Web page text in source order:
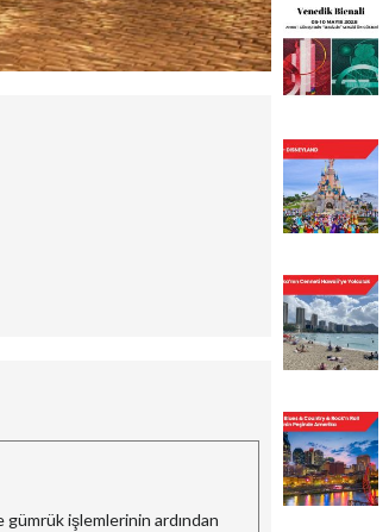
gümrük işlemlerinin ardından